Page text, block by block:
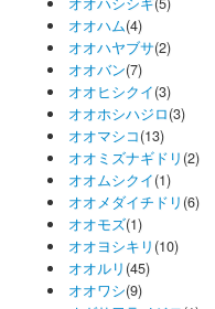
オオハム(4)
オオハヤブサ(2)
オオバン(7)
オオヒシクイ(3)
オオホシハジロ(3)
オオマシコ(13)
オオミズナギドリ (2)
オオムシクイ(1)
オオメダイチドリ (6)
オオモズ(1)
オオヨシキリ (10)
オオルリ (45)
オオワシ(9)